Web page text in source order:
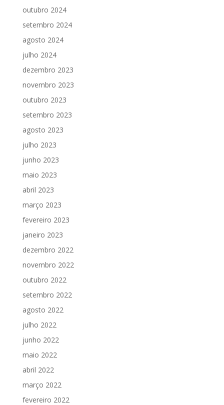
outubro 2024
setembro 2024
agosto 2024
julho 2024
dezembro 2023
novembro 2023
outubro 2023
setembro 2023
agosto 2023
julho 2023
junho 2023
maio 2023
abril 2023
março 2023
fevereiro 2023
janeiro 2023
dezembro 2022
novembro 2022
outubro 2022
setembro 2022
agosto 2022
julho 2022
junho 2022
maio 2022
abril 2022
março 2022
fevereiro 2022